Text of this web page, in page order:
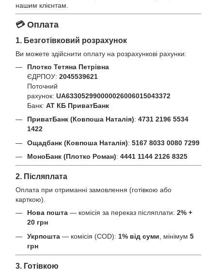
нашим клієнтам.
💳 Оплата
1. Безготівковий розрахунок
Ви можете здійснити оплату на розрахункові рахунки:
Плотко Тетяна Петрівна
ЄДРПОУ: 2045539621
Поточний
рахунок: UA633052990000026006015043372
Банк: АТ КБ ПриватБанк
ПриватБанк (Ковпоша Наталія): 4731 2196 5534
1422
Ощадбанк (Ковпоша Наталія): 5167 8033 0080 7299
МоноБанк (Плотко Роман): 4441 1144 2126 8325
2. Післяплата
Оплата при отриманні замовлення (готівкою або
карткою).
Нова пошта — комісія за переказ післяплати: 2% +
20 грн
Укрпошта — комісія (COD): 1% від суми , мінімум 5
грн
3. Готівкою